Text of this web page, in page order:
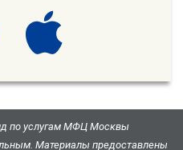
по услугам МФЦ Москвы
Материалы предоставлены